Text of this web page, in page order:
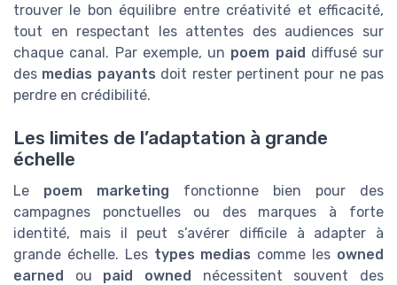
trouver le bon équilibre entre créativité et efficacité,
tout en respectant les attentes des audiences sur
chaque canal. Par exemple, un poem paid diffusé sur
des medias payants doit rester pertinent pour ne pas
perdre en crédibilité.
Les limites de l’adaptation à grande
échelle
Le poem marketing fonctionne bien pour des
campagnes ponctuelles ou des marques à forte
identité, mais il peut s’avérer difficile à adapter à
grande échelle. Les types medias comme les owned
earned ou paid owned nécessitent souvent des